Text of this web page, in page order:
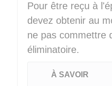
Pour être reçu à
devez obtenir au
ne pas commettre
éliminatoire.
À SAVOIR